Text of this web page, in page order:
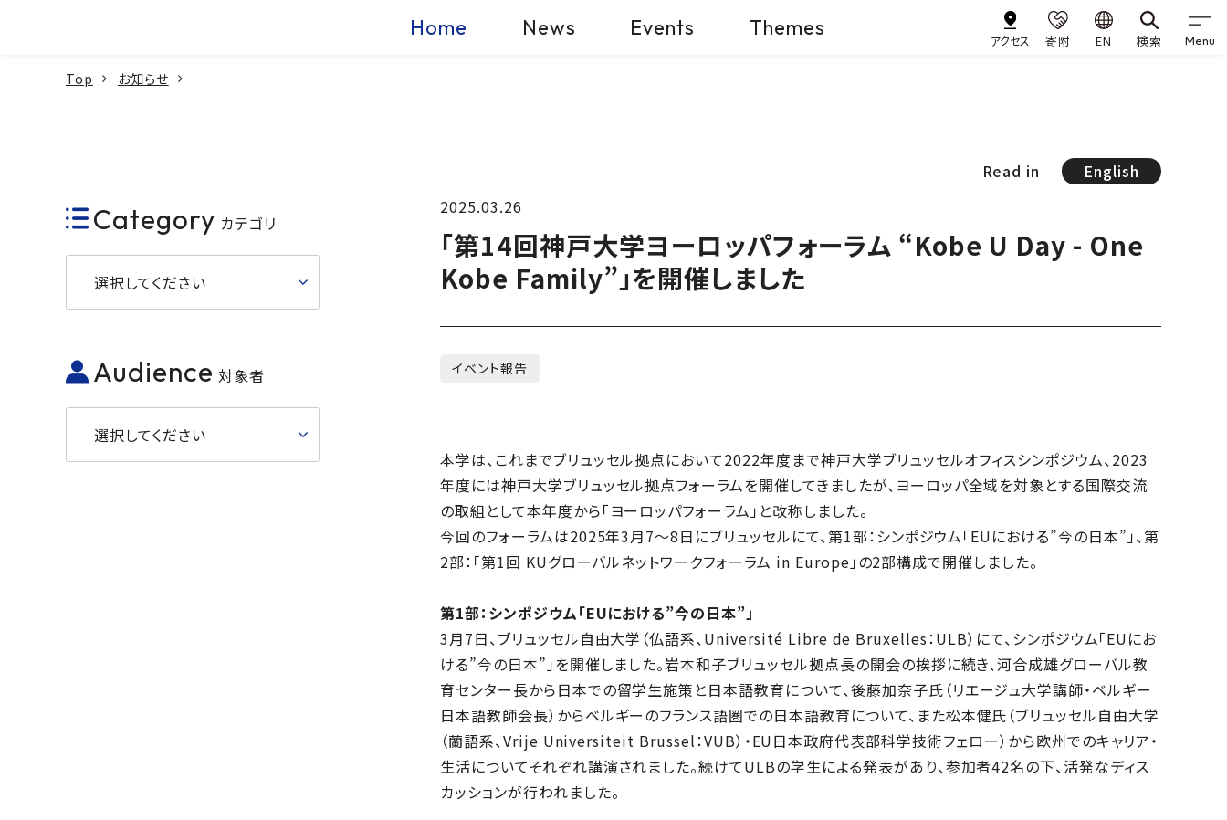
Home News Events Themes
アクセス 寄附 EN 検索 Menu
Top お知らせ
Read in
English
2025.03.26
「第14回神戸大学ヨーロッパフォーラム “Kobe U Day - One
Kobe Family”」を開催しました
イベント報告
本学は、これまでブリュッセル拠点において2022年度まで神戸大学ブリュッセルオフィスシンポジウム、2023
年度には神戸大学ブリュッセル拠点フォーラムを開催してきましたが、ヨーロッパ全域を対象とする国際交流
の取組として本年度から「ヨーロッパフォーラム」と改称しました。
今回のフォーラムは2025年3月7～8日にブリュッセルにて、第1部：シンポジウム「EUにおける”今の日本”」、第
2部：「第1回 KUグローバルネットワークフォーラム in Europe」の2部構成で開催しました。
第1部：シンポジウム「EUにおける”今の日本”」
3月7日、ブリュッセル自由大学（仏語系、Université Libre de Bruxelles：ULB）にて、シンポジウム「EUにお
ける”今の日本”」を開催しました。岩本和子ブリュッセル拠点長の開会の挨拶に続き、河合成雄グローバル教
育センター長から日本での留学生施策と日本語教育について、後藤加奈子氏（リエージュ大学講師・ベルギー
日本語教師会長）からベルギーのフランス語圏での日本語教育について、また松本健氏（ブリュッセル自由大学
（蘭語系、Vrije Universiteit Brussel：VUB）・EU日本政府代表部科学技術フェロー）から欧州でのキャリア・
生活についてそれぞれ講演されました。続けてULBの学生による発表があり、参加者42名の下、活発なディス
カッションが行われました。
Category カテゴリ
選択してください
Audience 対象者
選択してください